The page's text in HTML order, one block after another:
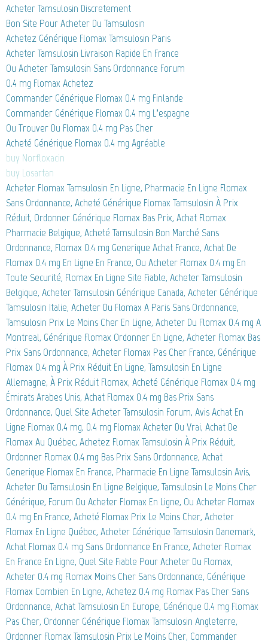
Acheter Tamsulosin Discretement
Bon Site Pour Acheter Du Tamsulosin
Achetez Générique Flomax Tamsulosin Paris
Acheter Tamsulosin Livraison Rapide En France
Ou Acheter Tamsulosin Sans Ordonnance Forum
0.4 mg Flomax Achetez
Commander Générique Flomax 0.4 mg Finlande
Commander Générique Flomax 0.4 mg L’espagne
Ou Trouver Du Flomax 0.4 mg Pas Cher
Acheté Générique Flomax 0.4 mg Agréable
buy Norfloxacin
buy Losartan
Acheter Flomax Tamsulosin En Ligne, Pharmacie En Ligne Flomax
Sans Ordonnance, Acheté Générique Flomax Tamsulosin À Prix
Réduit, Ordonner Générique Flomax Bas Prix, Achat Flomax
Pharmacie Belgique, Acheté Tamsulosin Bon Marché Sans
Ordonnance, Flomax 0.4 mg Generique Achat France, Achat De
Flomax 0.4 mg En Ligne En France, Ou Acheter Flomax 0.4 mg En
Toute Securité, Flomax En Ligne Site Fiable, Acheter Tamsulosin
Belgique, Acheter Tamsulosin Générique Canada, Acheter Générique
Tamsulosin Italie, Acheter Du Flomax A Paris Sans Ordonnance,
Tamsulosin Prix Le Moins Cher En Ligne, Acheter Du Flomax 0.4 mg A
Montreal, Générique Flomax Ordonner En Ligne, Acheter Flomax Bas
Prix Sans Ordonnance, Acheter Flomax Pas Cher France, Générique
Flomax 0.4 mg À Prix Réduit En Ligne, Tamsulosin En Ligne
Allemagne, À Prix Réduit Flomax, Acheté Générique Flomax 0.4 mg
Émirats Arabes Unis, Achat Flomax 0.4 mg Bas Prix Sans
Ordonnance, Quel Site Acheter Tamsulosin Forum, Avis Achat En
Ligne Flomax 0.4 mg, 0.4 mg Flomax Acheter Du Vrai, Achat De
Flomax Au Québec, Achetez Flomax Tamsulosin À Prix Réduit,
Ordonner Flomax 0.4 mg Bas Prix Sans Ordonnance, Achat
Generique Flomax En France, Pharmacie En Ligne Tamsulosin Avis,
Acheter Du Tamsulosin En Ligne Belgique, Tamsulosin Le Moins Cher
Générique, Forum Ou Acheter Flomax En Ligne, Ou Acheter Flomax
0.4 mg En France, Acheté Flomax Prix Le Moins Cher, Acheter
Flomax En Ligne Québec, Acheter Générique Tamsulosin Danemark,
Achat Flomax 0.4 mg Sans Ordonnance En France, Acheter Flomax
En France En Ligne, Quel Site Fiable Pour Acheter Du Flomax,
Acheter 0.4 mg Flomax Moins Cher Sans Ordonnance, Générique
Flomax Combien En Ligne, Achetez 0.4 mg Flomax Pas Cher Sans
Ordonnance, Achat Tamsulosin En Europe, Générique 0.4 mg Flomax
Pas Cher, Ordonner Générique Flomax Tamsulosin Angleterre,
Ordonner Flomax Tamsulosin Prix Le Moins Cher, Commander